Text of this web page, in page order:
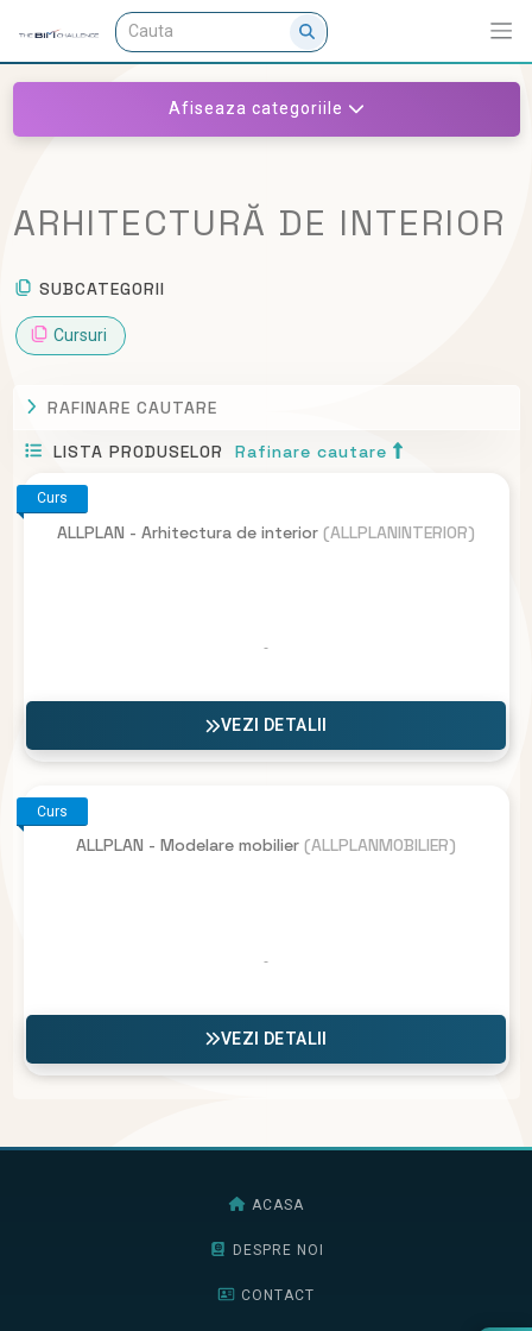
Afiseaza categoriile
ARHITECTURĂ DE INTERIOR
SUBCATEGORII
Cursuri
RAFINARE CAUTARE
LISTA PRODUSELOR Rafinare cautare
Curs
ALLPLAN - Arhitectura de interior (ALLPLANINTERIOR)
VEZI DETALII
Curs
ALLPLAN - Modelare mobilier (ALLPLANMOBILIER)
VEZI DETALII
ACASA
DESPRE NOI
CONTACT